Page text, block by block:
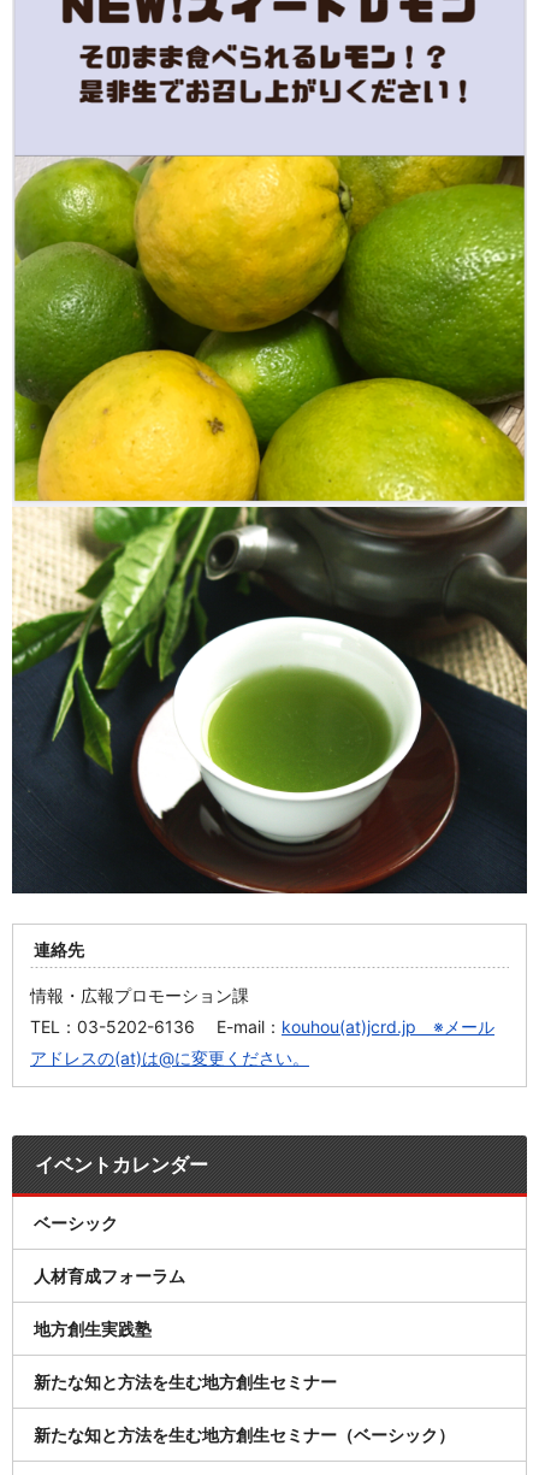
連絡先
情報・広報プロモーション課
TEL：03-5202-6136 E-mail： kouhou(at)jcrd.jp ※メール
アドレスの(at)は@に変更ください。
イベントカレンダー
ベーシック
人材育成フォーラム
地方創生実践塾
新たな知と方法を生む地方創生セミナー
新たな知と方法を生む地方創生セミナー（ベーシック）